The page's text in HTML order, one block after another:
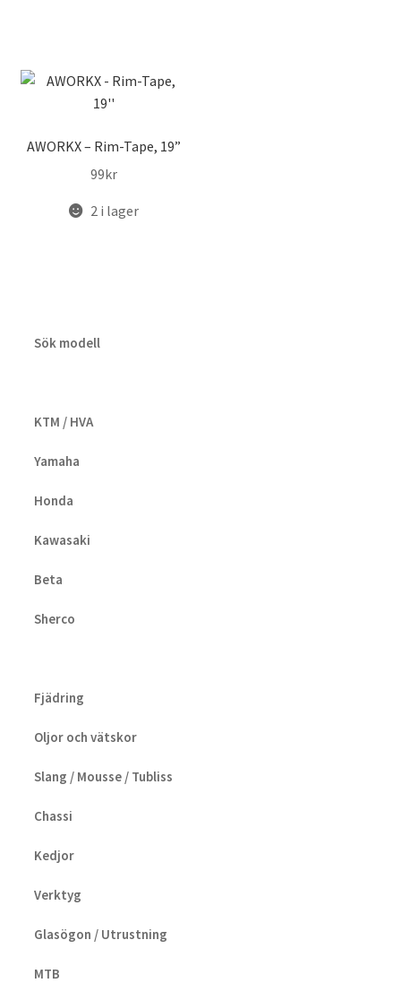
AWORKX – Rim-Tape, 19”
99kr
2 i lager
Sök modell
KTM / HVA
Yamaha
Honda
Kawasaki
Beta
Sherco
Fjädring
Oljor och vätskor
Slang / Mousse / Tubliss
Chassi
Kedjor
Verktyg
Glasögon / Utrustning
MTB